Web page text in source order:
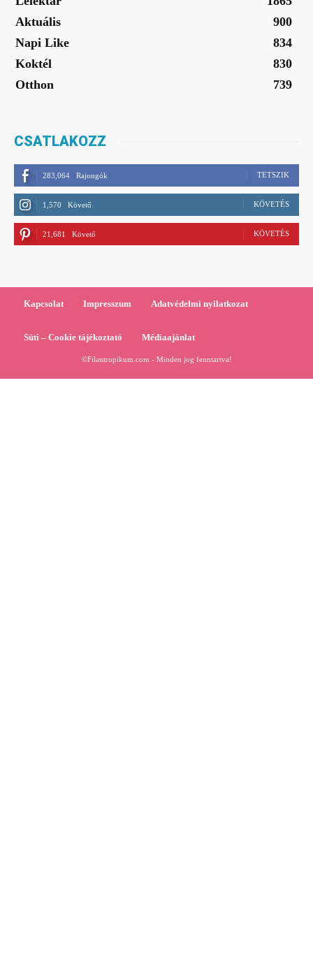
Aktuális
900
Napi Like
834
Koktél
830
Otthon
739
CSATLAKOZZ
283,064 Rajongók TETSZIK
1,570 Követő KÖVETÉS
21,681 Követő KÖVETÉS
Kapcsolat Impresszum Adatvédelmi nyilatkozat
Süti – Cookie tájékoztató Médiaajánlat
©Filantropikum.com - Minden jog fenntartva!